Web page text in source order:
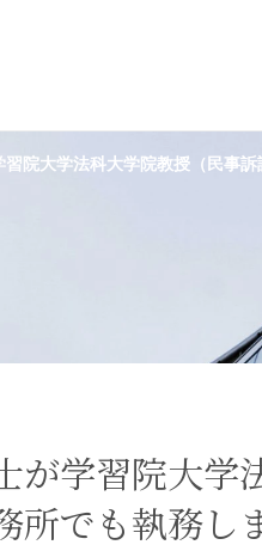
ライフサイエンス・製薬
ファッション・小売
院大学法科大学院教授（民事
が学習院大学
でも執務し